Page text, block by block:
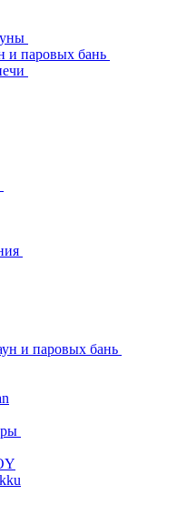
и паровых бань
и паровых бань